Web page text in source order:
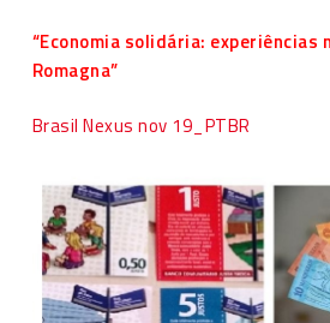
“Economia solidária: experiências
Romagna”
Brasil Nexus nov 19_PTBR